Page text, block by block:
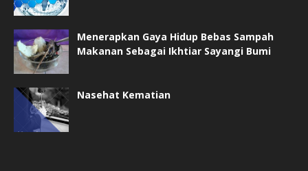
Menerapkan Gaya Hidup Bebas Sampah
Makanan Sebagai Ikhtiar Sayangi Bumi
Nasehat Kematian